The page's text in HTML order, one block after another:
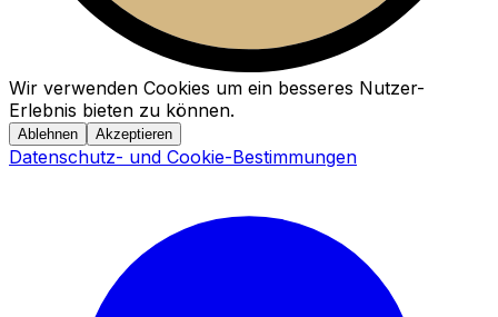
Wir verwenden Cookies um ein besseres Nutzer-
Erlebnis bieten zu können.
Ablehnen Akzeptieren
Datenschutz- und Cookie-Bestimmungen